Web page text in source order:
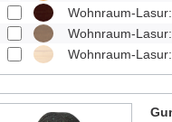
Wohnraum-
Wohnraum-
Wohnraum-